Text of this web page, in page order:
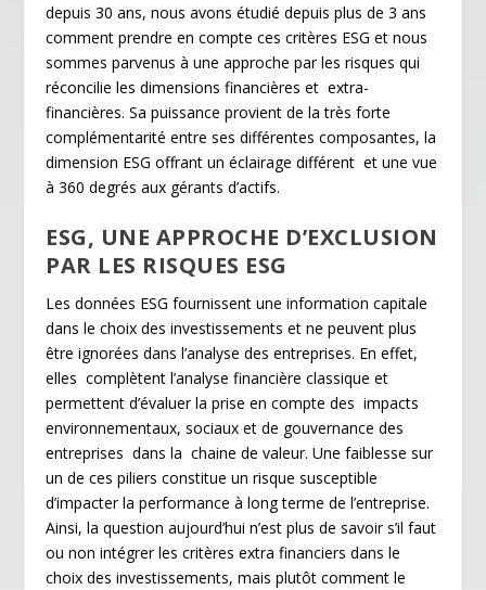
depuis 30 ans, nous avons étudié depuis plus de 3 ans
comment prendre en compte ces critères ESG et nous
sommes parvenus à une approche par les risques qui
réconcilie les dimensions financières et extra-
financières. Sa puissance provient de la très forte
complémentarité entre ses différentes composantes, la
dimension ESG offrant un éclairage différent et une vue
à 360 degrés aux gérants d’actifs.
ESG, UNE APPROCHE D’EXCLUSION
PAR LES RISQUES ESG
Les données ESG fournissent une information capitale
dans le choix des investissements et ne peuvent plus
être ignorées dans l’analyse des entreprises. En effet,
elles complètent l’analyse financière classique et
permettent d’évaluer la prise en compte des impacts
environnementaux, sociaux et de gouvernance des
entreprises dans la chaine de valeur. Une faiblesse sur
un de ces piliers constitue un risque susceptible
d’impacter la performance à long terme de l’entreprise.
Ainsi, la question aujourd’hui n’est plus de savoir s’il faut
ou non intégrer les critères extra financiers dans le
choix des investissements, mais plutôt comment le